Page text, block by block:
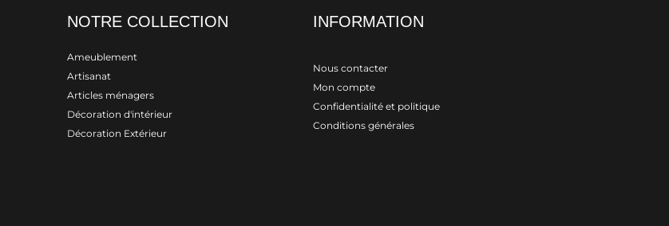
NOTRE COLLECTION
Ameublement
Artisanat
Articles ménagers
Décoration d'intérieur
Décoration Extérieur
INFORMATION
Nous contacter
Mon compte
Confidentialité et politique
Conditions générales